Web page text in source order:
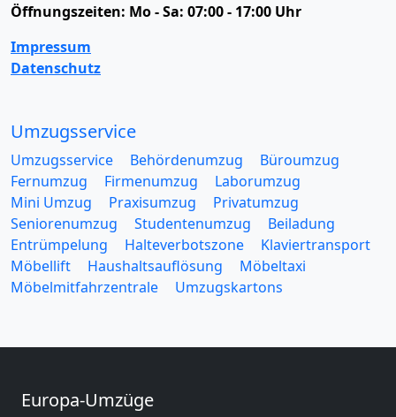
Öffnungszeiten: Mo - Sa: 07:00 - 17:00 Uhr
Impressum
Datenschutz
Umzugsservice
Umzugsservice Behördenumzug
Büroumzug
Fernumzug
Firmenumzug
Laborumzug
Mini Umzug
Praxisumzug
Privatumzug
Seniorenumzug
Studentenumzug
Beiladung
Entrümpelung
Halteverbotszone
Klaviertransport
Möbellift
Haushaltsauflösung
Möbeltaxi
Möbelmitfahrzentrale
Umzugskartons
Europa-Umzüge